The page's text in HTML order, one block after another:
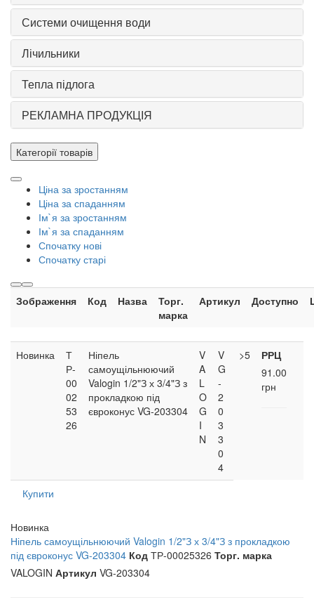
Системи очищення води
Лічильники
Тепла підлога
РЕКЛАМНА ПРОДУКЦІЯ
Категорії товарів
Ціна за зростанням
Ціна за спаданням
Ім`я за зростанням
Ім`я за спаданням
Спочатку нові
Спочатку старі
Зображення Код Назва
Торг.
марка
Артикул Доступно
Новинка
Т
Р-
00
02
53
26
Ніпель
самоущільнюючий
Valogin 1/2"З х 3/4"З з
прокладкою під
євроконус VG-203304
V
A
L
O
G
I
N
V
G
-
2
0
3
3
0
4
>5
РРЦ
91.00
грн
Купити
Новинка
Ніпель самоущільнюючий Valogin 1/2"З х 3/4"З з прокладкою
під євроконус VG-203304 Код ТР-00025326 Торг. марка
VALOGIN Артикул VG-203304